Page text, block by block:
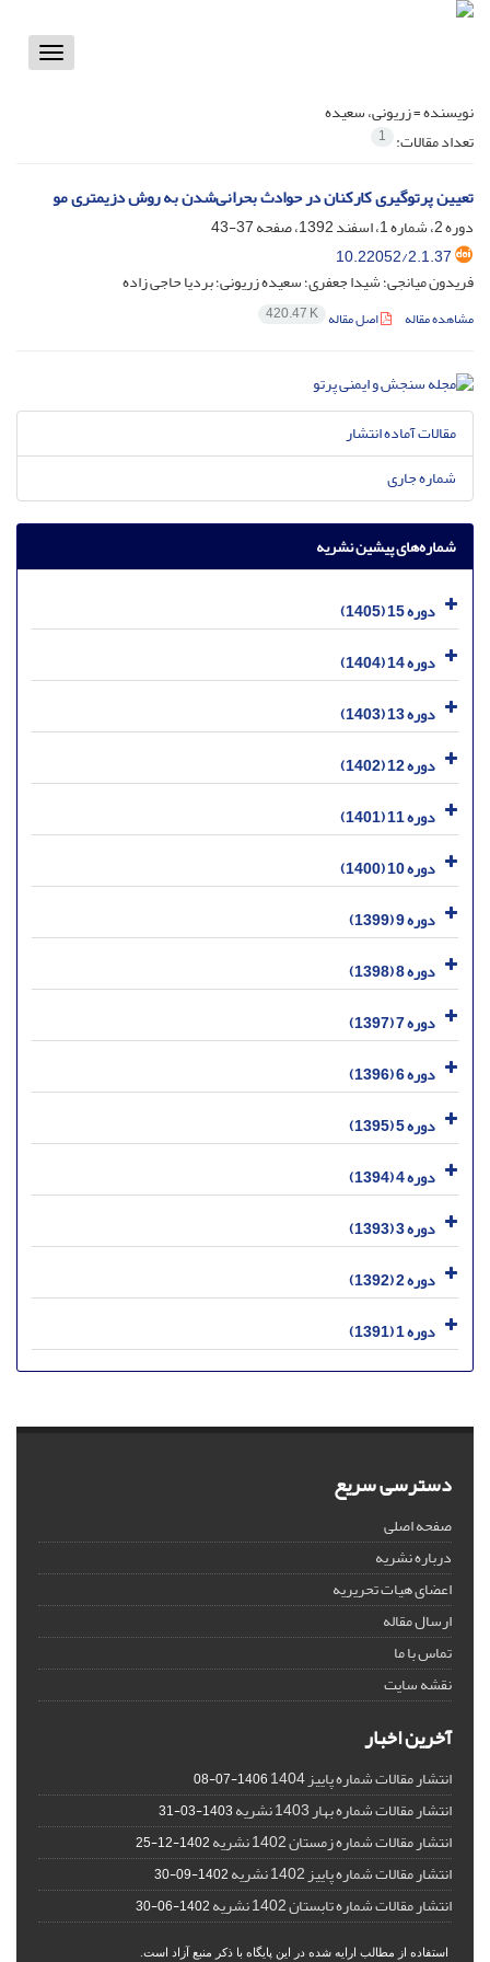
Toggle
نویسنده =زریونی، سعیده
تعداد مقالات: 1
تعیین پرتوگیری کارکنان در حوادث بحرانی‌شدن به روش دزیمتری مو
دوره 2، شماره 1، اسفند 1392، صفحه
37-43
10.22052/2.1.37
فریدون میانجی؛ شیدا جعفری؛ سعیده زریونی؛ بردیا حاجی زاده
مشاهده مقاله اصل مقاله 420.47 K
مقالات آماده انتشار
شماره جاری
شماره‌های پیشین نشریه
دوره 15 (1405)
دوره 14 (1404)
دوره 13 (1403)
دوره 12 (1402)
دوره 11 (1401)
دوره 10 (1400)
دوره 9 (1399)
دوره 8 (1398)
دوره 7 (1397)
دوره 6 (1396)
دوره 5 (1395)
دوره 4 (1394)
دوره 3 (1393)
دوره 2 (1392)
دوره 1 (1391)
دسترسی سریع
صفحه اصلی
درباره نشریه
اعضای هیات تحریریه
ارسال مقاله
تماس با ما
نقشه سایت
آخرین اخبار
انتشار مقالات شماره پاییز 1404 1406-07-08
انتشار مقالات شماره بهار 1403 نشریه 1403-03-31
انتشار مقالات شماره زمستان 1402 نشریه 1402-12-25
انتشار مقالات شماره پاییز 1402 نشریه 1402-09-30
انتشار مقالات شماره تابستان 1402 نشریه 1402-06-30
استفاده از مطالب ارایه شده در این پایگاه با ذکر منبع آزاد است.